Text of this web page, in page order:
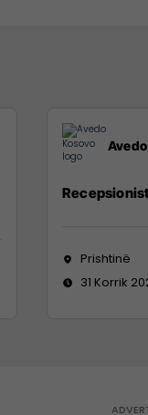
Prishtinë
31 Korrik